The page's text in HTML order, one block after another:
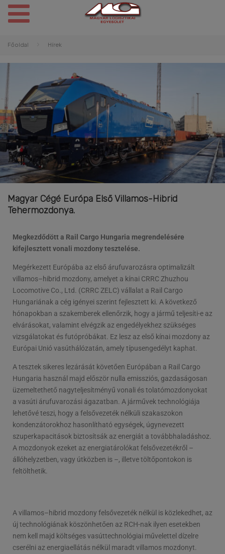
Főoldal Hírek
Magyar Cégé Európa Első Villamos-Hibrid
Tehermozdonya.
Megkezdődött a Rail Cargo Hungaria megrendelésére
kifejlesztett vonali mozdony tesztelése.
Megérkezett Európába az első árufuvarozásra optimalizált
villamos–hibrid mozdony, amelyet a kínai CRRC Zhuzhou
Locomotive Co., Ltd. (CRRC ZELC) vállalat a Rail Cargo
Hungariának a cég igényei szerint fejlesztett ki. A következő
hónapokban a szakemberek ellenőrzik, hogy a jármű teljesíti-e az
elvárásokat, valamint elvégzik az engedélyekhez szükséges
vizsgálatokat és futópróbákat. Ez lesz az első kínai mozdony az
Európai Unió vasúthálózatán, amely típusengedélyt kaphat.
A tesztek sikeres lezárását követően Európában a Rail Cargo
Hungaria használ majd először nulla emissziós, gazdaságosan
üzemeltethető nagyteljesítményű vonali és tolatómozdonyokat
a vasúti árufuvarozási ágazatban. A járművek technológiája
lehetővé teszi, hogy a felsővezeték nélküli szakaszokon
kondenzátorokhoz hasonlítható egységek, úgynevezett
szuperkapacitások biztosítsák az energiát a továbbhaladáshoz.
A mozdonyok ezeket az energiatárolókat felsővezetékről –
állóhelyzetben, vagy útközben is –, illetve töltőpontokon is
feltölthetik.
A villamos–hibrid mozdony felsővezeték nélkül is közlekedhet, az
új technológiának köszönhetően az RCH-nak ilyen esetekben
nem kell majd költséges vasúttechnológiai művelettel dízelre
cserélni az energiaellátás nélkül maradt villamos mozdonyt.